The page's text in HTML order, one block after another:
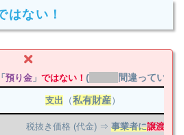
はない！
預り金 」 ではない！ ( 間違っている
支出 （私有財産）
税抜き価格 (代金) ⇒ 事業者に譲渡